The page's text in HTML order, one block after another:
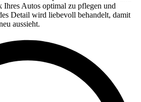
Ihres Autos optimal zu pflegen und
Detail wird liebevoll behandelt, damit
aussieht.